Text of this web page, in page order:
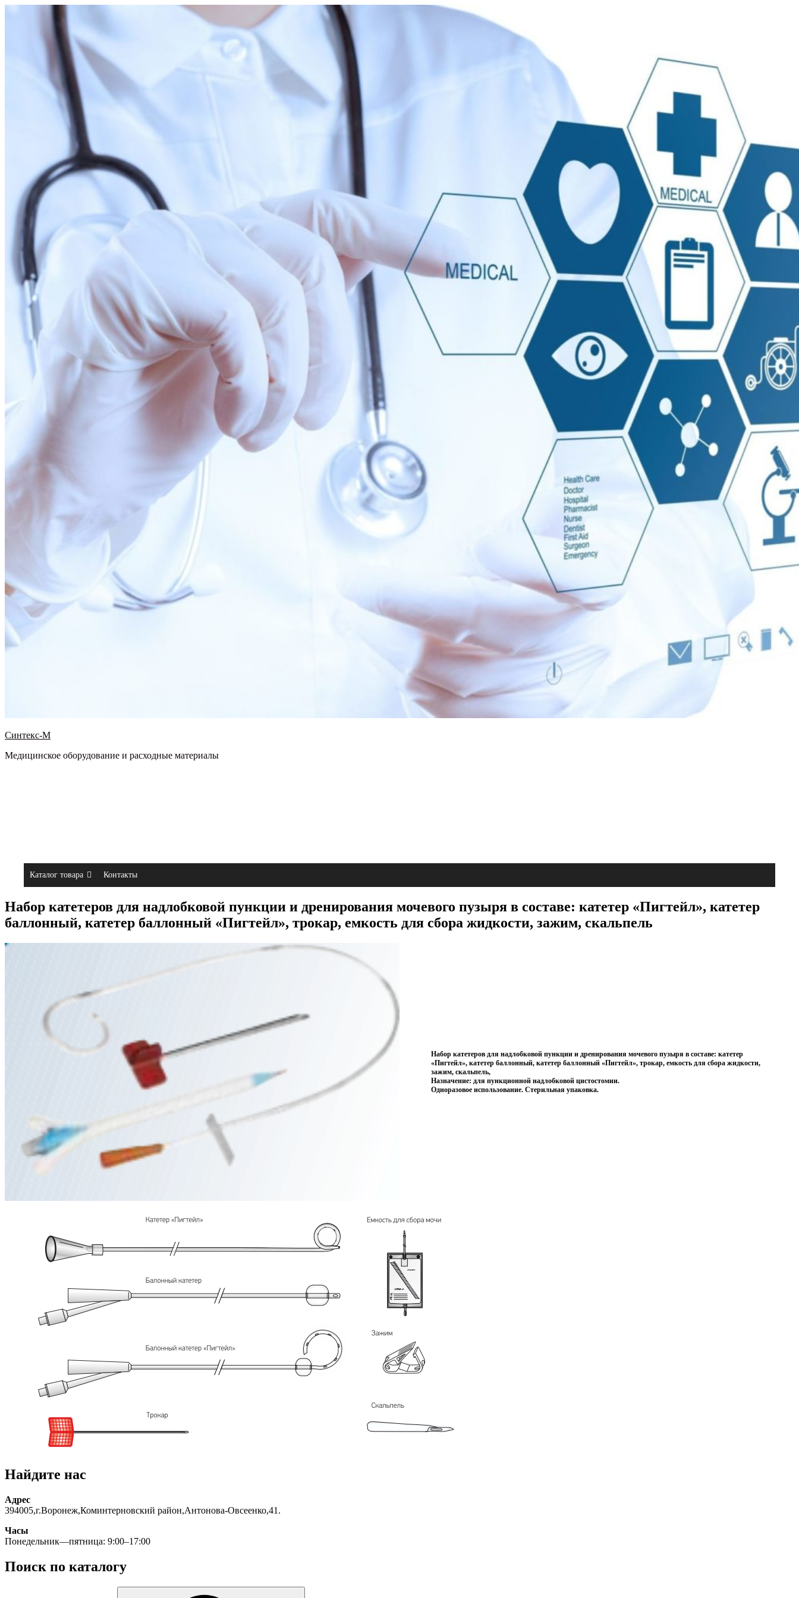
Синтекс-М
Медицинское оборудование и расходные материалы
Каталог товара Контакты
Набор катетеров для надлобковой пункции и дренирования мочевого пузыря в составе: катетер «Пигтейл», катетер
баллонный, катетер баллонный «Пигтейл», трокар, емкость для сбора жидкости, зажим, скальпель
Набор катетеров для надлобковой пункции и дренирования мочевого пузыря в составе: катетер
«Пигтейл», катетер баллонный, катетер баллонный «Пигтейл», трокар, емкость для сбора жидкости,
зажим, скальпель,
Назначение: для пункционной надлобковой цистостомии.
Одноразовое использование. Стерильная упаковка.
Найдите нас
Адрес
394005,г.Воронеж,Коминтерновский район,Антонова-Овсеенко,41.
Часы
Понедельник—пятница: 9:00–17:00
Поиск по каталогу